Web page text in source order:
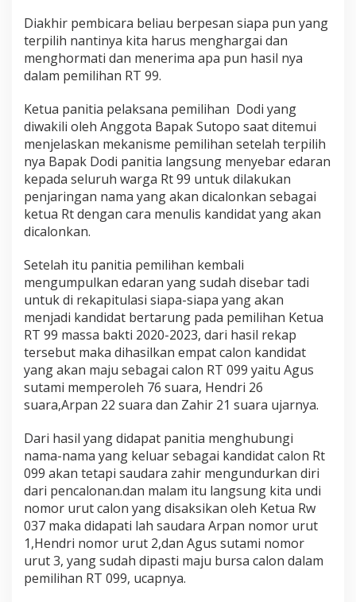
Diakhir pembicara beliau berpesan siapa pun yang
terpilih nantinya kita harus menghargai dan
menghormati dan menerima apa pun hasil nya
dalam pemilihan RT 99.
Ketua panitia pelaksana pemilihan Dodi yang
diwakili oleh Anggota Bapak Sutopo saat ditemui
menjelaskan mekanisme pemilihan setelah terpilih
nya Bapak Dodi panitia langsung menyebar edaran
kepada seluruh warga Rt 99 untuk dilakukan
penjaringan nama yang akan dicalonkan sebagai
ketua Rt dengan cara menulis kandidat yang akan
dicalonkan.
Setelah itu panitia pemilihan kembali
mengumpulkan edaran yang sudah disebar tadi
untuk di rekapitulasi siapa-siapa yang akan
menjadi kandidat bertarung pada pemilihan Ketua
RT 99 massa bakti 2020-2023, dari hasil rekap
tersebut maka dihasilkan empat calon kandidat
yang akan maju sebagai calon RT 099 yaitu Agus
sutami memperoleh 76 suara, Hendri 26
suara,Arpan 22 suara dan Zahir 21 suara ujarnya.
Dari hasil yang didapat panitia menghubungi
nama-nama yang keluar sebagai kandidat calon Rt
099 akan tetapi saudara zahir mengundurkan diri
dari pencalonan.dan malam itu langsung kita undi
nomor urut calon yang disaksikan oleh Ketua Rw
037 maka didapati lah saudara Arpan nomor urut
1,Hendri nomor urut 2,dan Agus sutami nomor
urut 3, yang sudah dipasti maju bursa calon dalam
pemilihan RT 099, ucapnya.